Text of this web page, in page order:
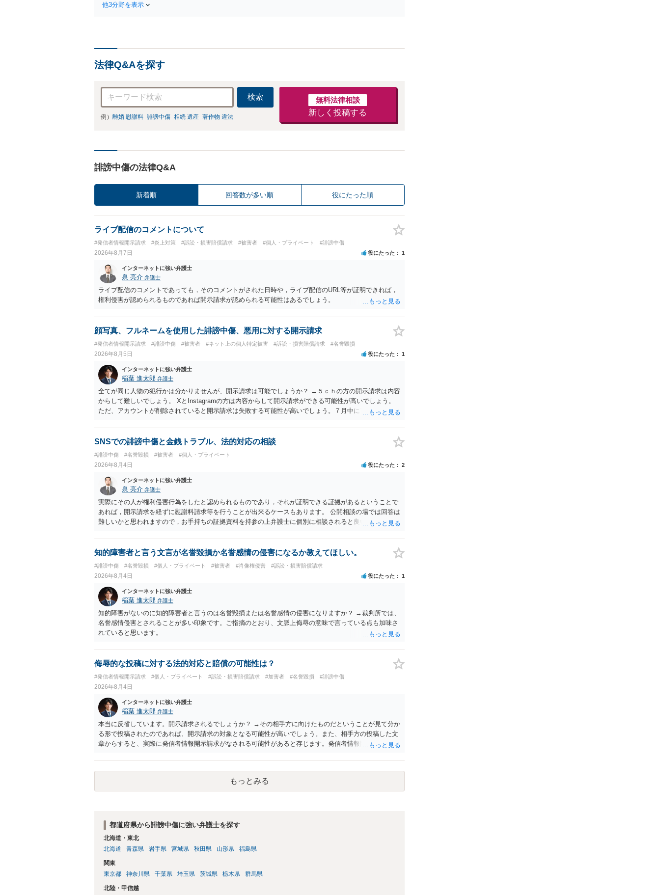
他3分野を表示
法律Q&Aを探す
検索
例） 離婚 慰謝料 誹謗中傷 相続 遺産 著作物 違法
無料法律相談
新しく投稿する
誹謗中傷の法律Q&A
新着順 回答数が多い順 役にたった順
ライブ配信のコメントについて
#発信者情報開示請求 #炎上対策 #訴訟・損害賠償請求 #被害者 #個人・プライベート #誹謗中傷
2026年8月7日 役にたった 1
インターネットに強い弁護士
泉 亮介 弁護士
ライブ配信のコメントであっても，そのコメントがされた日時や，ライブ配信のURL等が証明できれば，
権利侵害が認められるものであれば開示請求が認められる可能性はあるでしょう。
顔写真、フルネームを使用した誹謗中傷、悪用に対する開示請求
#発信者情報開示請求 #誹謗中傷 #被害者 #ネット上の個人特定被害 #訴訟・損害賠償請求 #名誉毀損
2026年8月5日 役にたった 1
インターネットに強い弁護士
稲葉 進太郎 弁護士
全てが同じ人物の犯行かは分かりませんが、開示請求は可能でしょうか？ →５ｃｈの方の開示請求は内容
からして難しいでしょう。 XとInstagramの方は内容からして開示請求ができる可能性が高いでしょう。
ただ、アカウントが削除されていると開示請求は失敗する可能性が高いでしょう。７月中にアカウントが
相手に全ての弁護士費用を負担させることは可能でしょうか？ →訴訟外の交渉で相手方が認めれば負担さ
せることができるでしょう。訴訟で判決となった場合は、実際の弁護士費用が認められる場合と認められ
SNSでの誹謗中傷と金銭トラブル、法的対応の相談
#誹謗中傷 #名誉毀損 #被害者 #個人・プライベート
2026年8月4日 役にたった 2
インターネットに強い弁護士
泉 亮介 弁護士
実際にその人が権利侵害行為をしたと認められるものであり，それが証明できる証拠があるということで
あれば，開示請求を経ずに慰謝料請求等を行うことが出来るケースもあります。 公開相談の場では回答は
難しいかと思われますので，お手持ちの証拠資料を持参の上弁護士に個別に相談されると良いでしょう。
知的障害者と言う文言が名誉毀損か名誉感情の侵害になるか教えてほしい。
#誹謗中傷 #名誉毀損 #個人・プライベート #被害者 #肖像権侵害 #訴訟・損害賠償請求
2026年8月4日 役にたった 1
インターネットに強い弁護士
稲葉 進太郎 弁護士
知的障害がないのに知的障害者と言うのは名誉毀損または名誉感情の侵害になりますか？ →裁判所では、
名誉感情侵害とされることが多い印象です。ご指摘のとおり、文脈上侮辱の意味で言っている点も加味さ
れていると思います。
侮辱的な投稿に対する法的対応と賠償の可能性は？
#発信者情報開示請求 #個人・プライベート #訴訟・損害賠償請求 #加害者 #名誉毀損 #誹謗中傷
2026年8月4日
インターネットに強い弁護士
稲葉 進太郎 弁護士
本当に反省しています。開示請求されるでしょうか？ →その相手方に向けたものだということが見て分か
る形で投稿されたのであれば、開示請求の対象となる可能性が高いでしょう。また、相手方の投稿した文
章からすると、実際に発信者情報開示請求がなされる可能性があると存じます。発信者情報開示請求が進
カウントの登録メールに意見照会がなされます。 また、された場合賠償金はいくらでしょうか。 →ケー
スバイケースであり、数万円から１００万単位まで様々でしょう。裁判外であれば交渉して相手方の請求
額から減額することを試みることとなるでしょう。もっとみる
都道府県から誹謗中傷に強い弁護士を探す
北海道・東北
北海道
青森県 岩手県 宮城県 秋田県 山形県 福島県
関東
東京都
神奈川県 千葉県 埼玉県 茨城県 栃木県 群馬県
北陸・甲信越